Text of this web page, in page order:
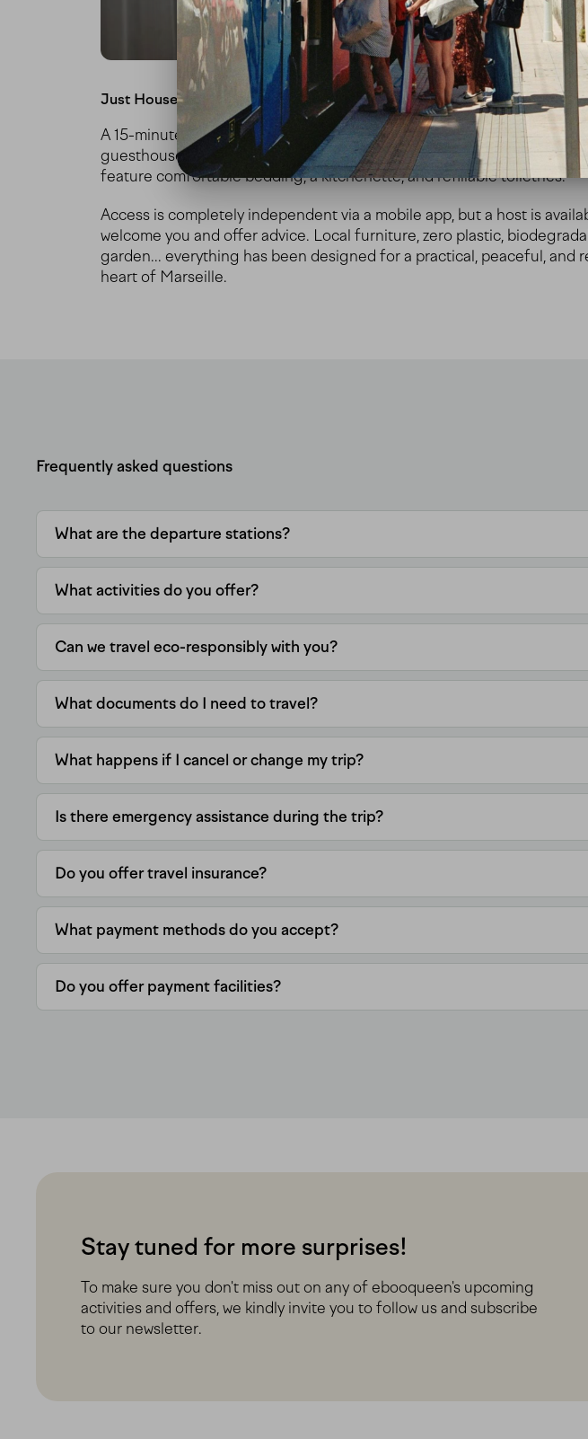
Just House
A 15-minute walk from the train station,Maison Juste
is an
guesthouse housed in a tastefully renovated former consulate. The
feature comfortable bedding, a kitchenette, and refillable toiletries.
Access is completely independent via a mobile app, but a host is
welcome you and offer advice. Local furniture, zero plastic,
garden... everything has been designed for a practical, peaceful, and
heart of Marseille.
Frequently asked questions
What are the departure stations?
What activities do you offer?
Can we travel eco-responsibly with you?
What documents do I need to travel?
What happens if I cancel or change my trip?
Is there emergency assistance during the trip?
Do you offer travel insurance?
What payment methods do you accept?
Do you offer payment facilities?
Stay tuned for more surprises!
To make sure you don't miss out on any of ebooqueen's upcoming
activities and offers, we kindly invite you to follow us and subscribe
to our newsletter.